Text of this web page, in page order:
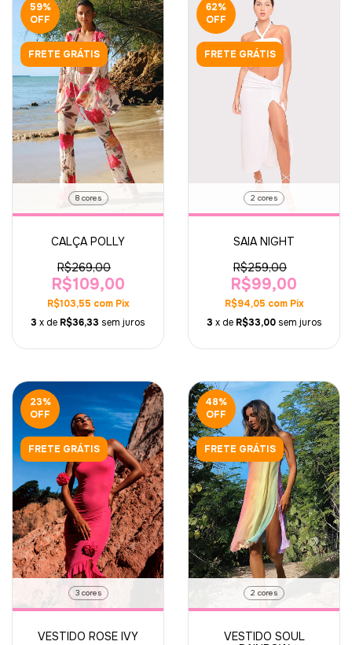
59%
OFF
FRETE GRÁTIS
8 cores
CALÇA POLLY
R$269,00
R$109,00
R$103,55 com Pix
3 x de R$36,33 sem juros
62%
OFF
FRETE GRÁTIS
2 cores
SAIA NIGHT
R$259,00
R$99,00
R$94,05 com Pix
3 x de R$33,00 sem juros
23%
OFF
FRETE GRÁTIS
3 cores
VESTIDO ROSE IVY
48%
OFF
FRETE GRÁTIS
2 cores
VESTIDO SOUL